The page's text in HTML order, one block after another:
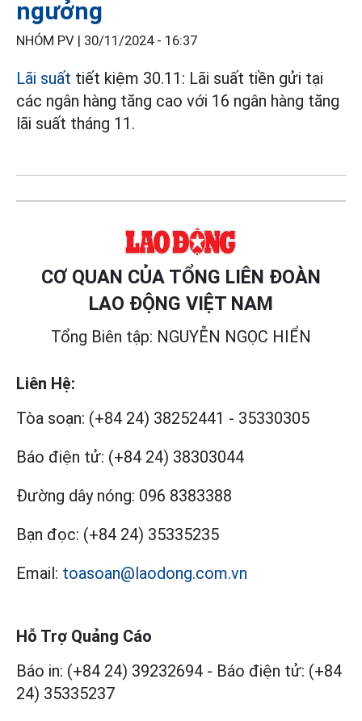
ngưởng
NHÓM PV | 30/11/2024 - 16:37
Lãi suất tiết kiệm 30.11: Lãi suất tiền gửi tại
các ngân hàng tăng cao với 16 ngân hàng tăng
lãi suất tháng 11.
CƠ QUAN CỦA TỔNG LIÊN ĐOÀN
LAO ĐỘNG VIỆT NAM
Tổng Biên tập: NGUYỄN NGỌC HIỂN
Liên Hệ:
Tòa soạn: (+84 24) 38252441 - 35330305
Báo điện tử: (+84 24) 38303044
Đường dây nóng: 096 8383388
Bạn đọc: (+84 24) 35335235
Email: toasoan@laodong.com.vn
Hỗ Trợ Quảng Cáo
Báo in: (+84 24) 39232694 - Báo điện tử: (+84
24) 35335237